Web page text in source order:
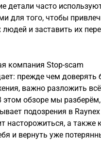
детали часто
для того, чтобы
и заставить их
компания Stop-scam
прежде чем доверять
важно разложить
этом обзоре мы
подозрения в
насторожиться, а также
и вернуть уже